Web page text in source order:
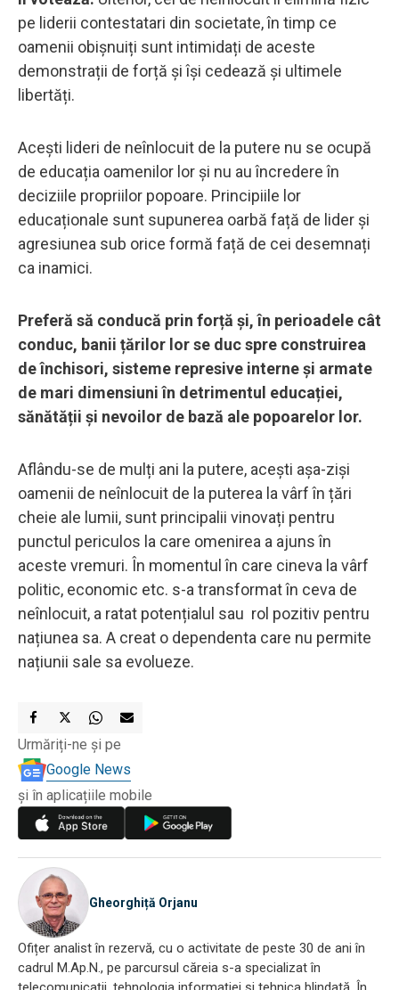
pe liderii contestatari din societate, în timp ce
oamenii obișnuiți sunt intimidați de aceste
demonstrații de forță și își cedează și ultimele
libertăți.
Acești lideri de neînlocuit de la putere nu se ocupă
de educația oamenilor lor și nu au încredere în
deciziile propriilor popoare. Principiile lor
educaționale sunt supunerea oarbă față de lider și
agresiunea sub orice formă față de cei desemnați
ca inamici.
Preferă să conducă prin forță și, în perioadele cât
conduc, banii țărilor lor se duc spre construirea
de închisori, sisteme represive interne și armate
de mari dimensiuni în detrimentul educației,
sănătății și nevoilor de bază ale popoarelor lor.
Aflându-se de mulți ani la putere, acești așa-ziși
oamenii de neînlocuit de la puterea la vârf în țări
cheie ale lumii, sunt principalii vinovați pentru
punctul periculos la care omenirea a ajuns în
aceste vremuri. În momentul în care cineva la vârf
politic, economic etc. s-a transformat în ceva de
neînlocuit, a ratat potențialul sau rol pozitiv pentru
națiunea sa. A creat o dependenta care nu permite
națiunii sale sa evolueze.
Urmăriți-ne și pe
Google News
și în aplicațiile mobile
Gheorghiță Orjanu
Ofițer analist în rezervă, cu o activitate de peste 30 de ani în
cadrul M.Ap.N., pe parcursul căreia s-a specializat în